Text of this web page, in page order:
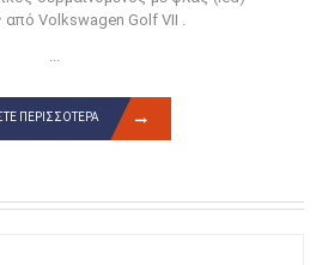
από Volkswagen Golf VII .
ΠΕΡΙΣΣΌΤΕΡΑ